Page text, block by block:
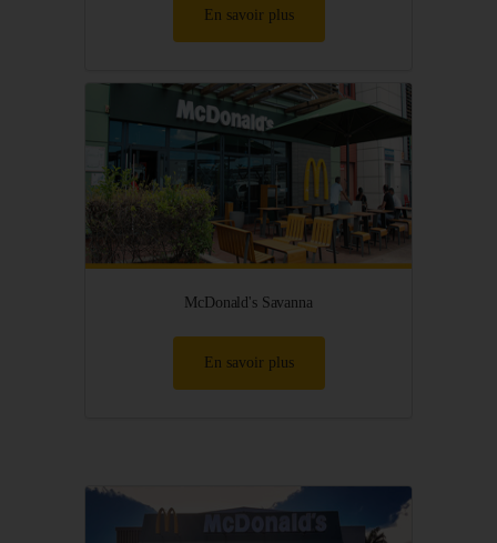
En savoir plus
McDonald's Savanna
En savoir plus